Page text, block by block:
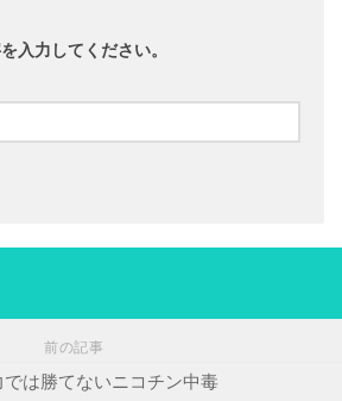
入力してください。
前の記事
は勝てないニコチン中毒